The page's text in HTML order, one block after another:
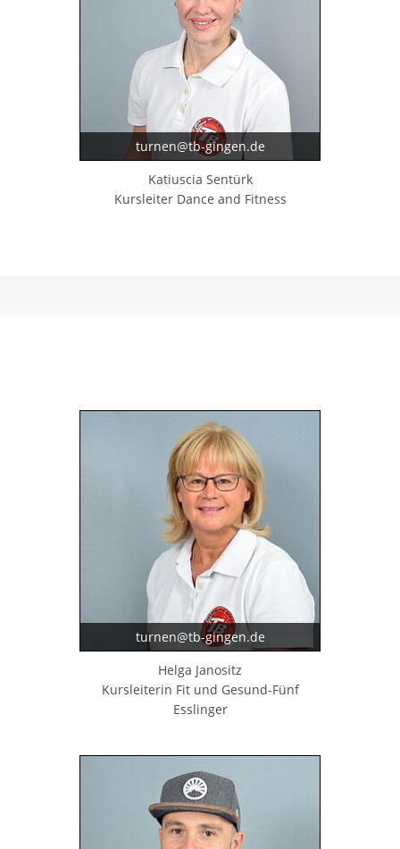
turnen@tb-gingen.de
Katiuscia Sentürk
Kursleiter Dance and Fitness
turnen@tb-gingen.de
Helga Janositz
Kursleiterin Fit und Gesund-Fünf
Esslinger